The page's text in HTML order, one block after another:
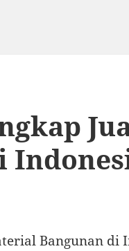
Bangunan di